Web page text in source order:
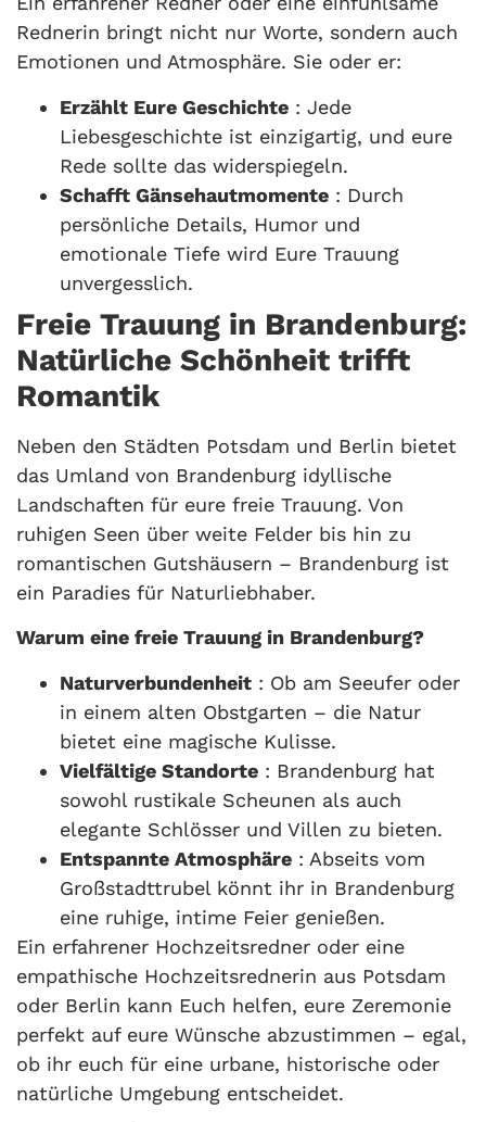
Rednerin bringt nicht nur Worte, sondern auch
Emotionen und Atmosphäre. Sie oder er:
Erzählt Eure Geschichte : Jede
Liebesgeschichte ist einzigartig, und eure
Rede sollte das widerspiegeln.
Schafft Gänsehautmomente : Durch
persönliche Details, Humor und
emotionale Tiefe wird Eure Trauung
unvergesslich.
Freie Trauung in Brandenburg:
Natürliche Schönheit trifft
Romantik
Neben den Städten Potsdam und Berlin bietet
das Umland von Brandenburg idyllische
Landschaften für eure freie Trauung. Von
ruhigen Seen über weite Felder bis hin zu
romantischen Gutshäusern – Brandenburg ist
ein Paradies für Naturliebhaber.
Warum eine freie Trauung in Brandenburg?
Naturverbundenheit : Ob am Seeufer oder
in einem alten Obstgarten – die Natur
bietet eine magische Kulisse.
Vielfältige Standorte : Brandenburg hat
sowohl rustikale Scheunen als auch
elegante Schlösser und Villen zu bieten.
Entspannte Atmosphäre : Abseits vom
Großstadttrubel könnt ihr in Brandenburg
eine ruhige, intime Feier genießen.
Ein erfahrener Hochzeitsredner oder eine
empathische Hochzeitsrednerin aus Potsdam
oder Berlin kann Euch helfen, eure Zeremonie
perfekt auf eure Wünsche abzustimmen – egal,
ob ihr euch für eine urbane, historische oder
natürliche Umgebung entscheidet.